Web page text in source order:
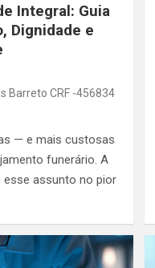
Integral: Guia
Dignidade e
Barreto CRF -456834
— e mais custosas
funerário. A
assunto no pior